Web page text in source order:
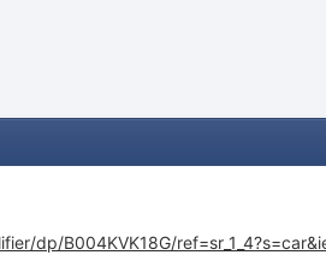
dp/B004KVK18G/